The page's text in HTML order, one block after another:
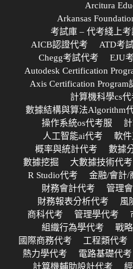
Arcitura
Arkansas
考試庫 – 代考綫上
AICB認證代考
ATD考
Chegg考試代考
EJU
Autodesk Certification
Axis Certification Program
計算機科學cs代
數據結構與算法Algorithm
操作系統os代考服
人工智能ai代考
軟
概率與統計代考
數據
數據挖掘
大數據技術代考
R Studio代考
金融/會計/
財務會計代考
管理
財務報表分析代考
風
商科代考
管理學代考
組織行為學代考
戰
國際商務代考
工程類代考
熱力學代考
電路基礎代考
計算機輔助設計代考